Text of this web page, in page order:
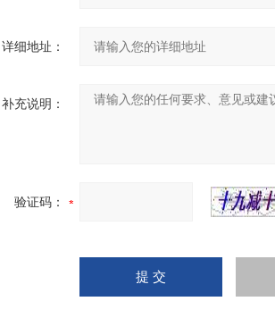
详细地址：
补充说明：
验证码：